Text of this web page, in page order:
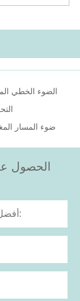
الضوء الخطي
ضوء المسار
الحصول